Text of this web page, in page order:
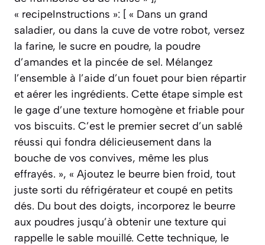
« recipeInstructions »: [ « Dans un grand
saladier, ou dans la cuve de votre robot, versez
la farine, le sucre en poudre, la poudre
d’amandes et la pincée de sel. Mélangez
l’ensemble à l’aide d’un fouet pour bien répartir
et aérer les ingrédients. Cette étape simple est
le gage d’une texture homogène et friable pour
vos biscuits. C’est le premier secret d’un sablé
réussi qui fondra délicieusement dans la
bouche de vos convives, même les plus
effrayés. », « Ajoutez le beurre bien froid, tout
juste sorti du réfrigérateur et coupé en petits
dés. Du bout des doigts, incorporez le beurre
aux poudres jusqu’à obtenir une texture qui
rappelle le sable mouillé. Cette technique, le